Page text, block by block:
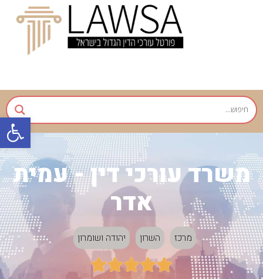
משרד עורכי דין - עמית
אדר
מרכז השרון יהודה ושומרון




